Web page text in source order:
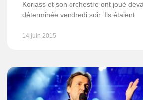
Koriass et son orchestre ont joué
déterminée vendredi soir. Ils étaient
14 juin 2015